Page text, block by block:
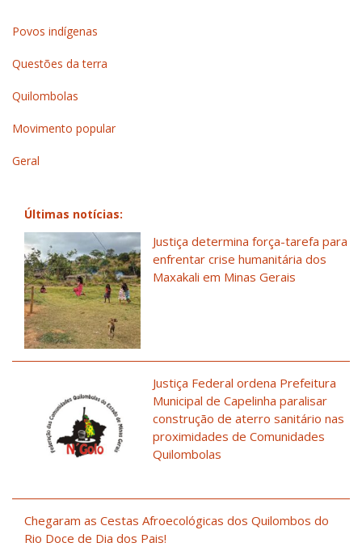
Povos indígenas
Questões da terra
Quilombolas
Movimento popular
Geral
Últimas notícias:
Justiça determina força-tarefa para
enfrentar crise humanitária dos
Maxakali em Minas Gerais
Justiça Federal ordena Prefeitura
Municipal de Capelinha paralisar
construção de aterro sanitário nas
proximidades de Comunidades
Quilombolas
Chegaram as Cestas Afroecológicas dos Quilombos do
Rio Doce de Dia dos Pais!